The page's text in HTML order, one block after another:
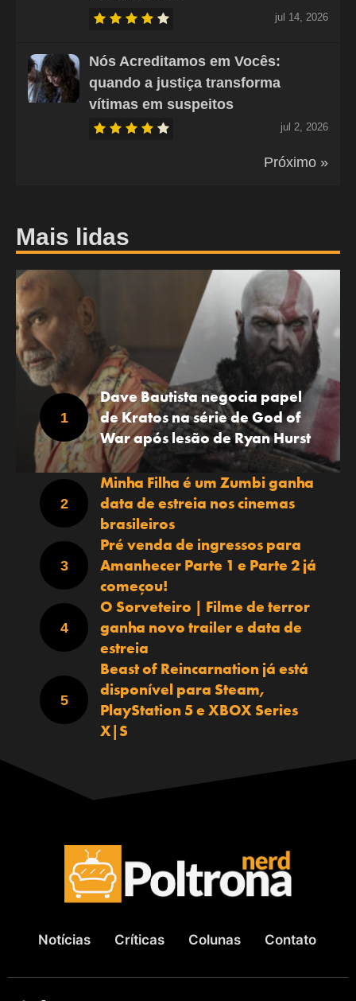
jul 14, 2026
Nós Acreditamos em Vocês:
quando a justiça transforma
vítimas em suspeitos
jul 2, 2026
Próximo »
Mais lidas
Dave Bautista negocia papel
de Kratos na série de God of
War após lesão de Ryan Hurst
Minha Filha é um Zumbi ganha
data de estreia nos cinemas
brasileiros
Pré venda de ingressos para
Amanhecer Parte 1 e Parte 2 já
começou!
O Sorveteiro | Filme de terror
ganha novo trailer e data de
estreia
Beast of Reincarnation já está
disponível para Steam,
PlayStation 5 e XBOX Series
X|S
Notícias Críticas Colunas Contato